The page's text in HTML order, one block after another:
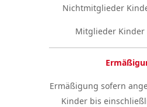
Nichtmitglieder
Mitglieder Kinder
Ermäßigung sofern
Kinder bis